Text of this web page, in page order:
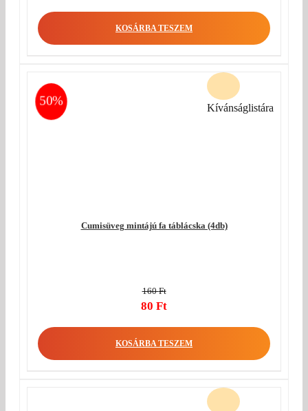
was:
price
KOSÁRBA TESZEM
50%
Cumisüveg mintájú fa táblácska (4db)
160Ft
Original
was:
80 Ft
price
KOSÁRBA TESZEM
Kívánságlistára